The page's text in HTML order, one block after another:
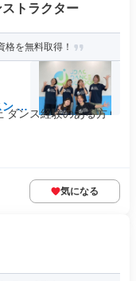
トラクター
を無料取得！
60
ダンス経験のある方
気になる